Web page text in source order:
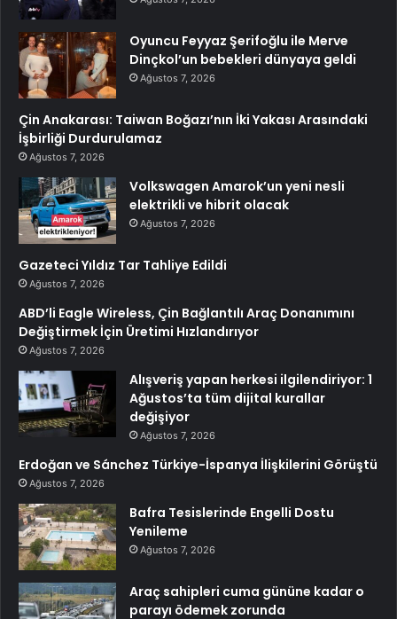
Oyuncu Feyyaz Şerifoğlu ile Merve
Dinçkol’un bebekleri dünyaya geldi
Ağustos 7, 2026
Çin Anakarası: Taiwan Boğazı’nın İki Yakası Arasındaki
İşbirliği Durdurulamaz
Ağustos 7, 2026
Volkswagen Amarok’un yeni nesli
elektrikli ve hibrit olacak
Ağustos 7, 2026
Gazeteci Yıldız Tar Tahliye Edildi
Ağustos 7, 2026
ABD’li Eagle Wireless, Çin Bağlantılı Araç Donanımını
Değiştirmek İçin Üretimi Hızlandırıyor
Ağustos 7, 2026
Alışveriş yapan herkesi ilgilendiriyor: 1
Ağustos’ta tüm dijital kurallar
değişiyor
Ağustos 7, 2026
Erdoğan ve Sánchez Türkiye-İspanya İlişkilerini Görüştü
Ağustos 7, 2026
Bafra Tesislerinde Engelli Dostu
Yenileme
Ağustos 7, 2026
Araç sahipleri cuma gününe kadar o
parayı ödemek zorunda